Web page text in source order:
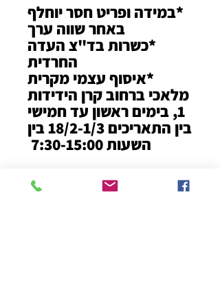
*במידה ופריט חסר יוחלף
באחר שווה ערך
*כשרות בד"צ העדה
החרדית
*איסוף עצמי מקרית
מלאכי ברחוב קרן הידידות
1, בימים ראשון עד חמישי
בין התאריכים 18/2-1/3 בין
השעות 7:30-15:00